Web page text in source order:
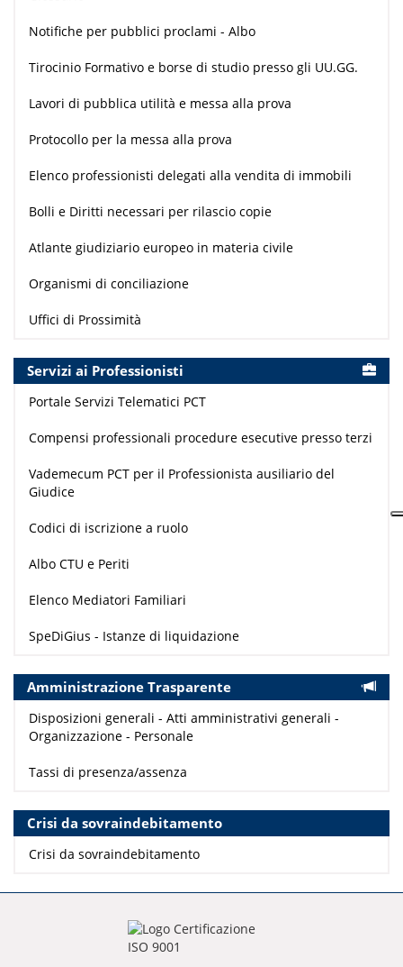
Notifiche per pubblici proclami - Albo
Tirocinio Formativo e borse di studio presso gli UU.GG.
Lavori di pubblica utilità e messa alla prova
Protocollo per la messa alla prova
Elenco professionisti delegati alla vendita di immobili
Bolli e Diritti necessari per rilascio copie
Atlante giudiziario europeo in materia civile
Organismi di conciliazione
Uffici di Prossimità
Servizi ai Professionisti
Portale Servizi Telematici PCT
Compensi professionali procedure esecutive presso terzi
Vademecum PCT per il Professionista ausiliario del
Giudice
Codici di iscrizione a ruolo
Albo CTU e Periti
Elenco Mediatori Familiari
SpeDiGius - Istanze di liquidazione
Amministrazione Trasparente
Disposizioni generali - Atti amministrativi generali -
Organizzazione - Personale
Tassi di presenza/assenza
Crisi da sovraindebitamento
Crisi da sovraindebitamento